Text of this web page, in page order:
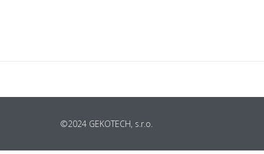
článku
©2024 GEKOTECH, s.r.o.